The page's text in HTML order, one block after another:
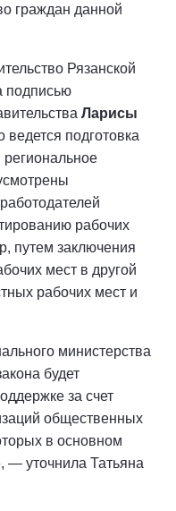
граждан данной
Рязанской
подписью
Ларисы
ведется подготовка
рабочих
путем заключения
мест в другой
рабочих мест и
министерства
будет
за счет
общественных
в основном
— уточнила Татьяна